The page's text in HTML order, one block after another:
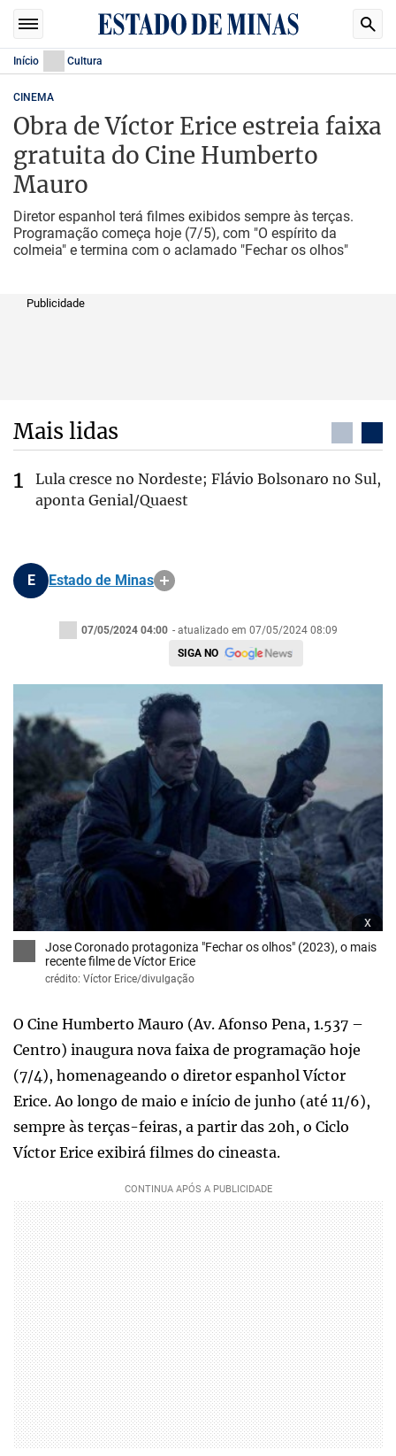
Início Cultura
CINEMA
Obra de Víctor Erice estreia faixa
gratuita do Cine Humberto
Mauro
Diretor espanhol terá filmes exibidos sempre às terças.
Programação começa hoje (7/5), com "O espírito da
colmeia" e termina com o aclamado "Fechar os olhos"
Publicidade
Mais lidas
Lula cresce no Nordeste; Flávio Bolsonaro no Sul,
aponta Genial/Quaest
E Estado de Minas
07/05/2024 04:00 - atualizado em 07/05/2024 08:09
SIGA NO
x
Jose Coronado protagoniza "Fechar os olhos" (2023), o mais
recente filme de Víctor Erice
crédito: Víctor Erice/divulgação
O Cine Humberto Mauro (Av. Afonso Pena, 1.537 –
Centro) inaugura nova faixa de programação hoje
(7/4), homenageando o diretor espanhol Víctor
Erice. Ao longo de maio e início de junho (até 11/6),
sempre às terças-feiras, a partir das 20h, o Ciclo
Víctor Erice exibirá filmes do cineasta.